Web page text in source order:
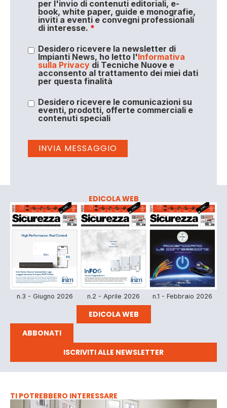
per l'invio di contenuti editoriali, e-
book, white paper, guide e monografie,
inviti a eventi e convegni professionali
di interesse. *
Desidero ricevere la newsletter di
Impianti News, ho letto l'Informativa
sulla Privacydi Tecniche Nuove e
acconsento al trattamento dei miei dati
per questa finalità
Desidero ricevere le comunicazioni su
eventi, prodotti, offerte commerciali e
contenuti speciali
EDICOLA WEB
n.3 - Giugno 2026 n.2 - Aprile 2026 n.1 - Febbraio 2026
EDICOLA WEB
ABBONATI
ISCRIVITI ALLE NEWSLETTER
TI POTREBBERO INTERESSARE